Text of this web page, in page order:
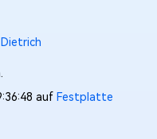
auf Festplatte